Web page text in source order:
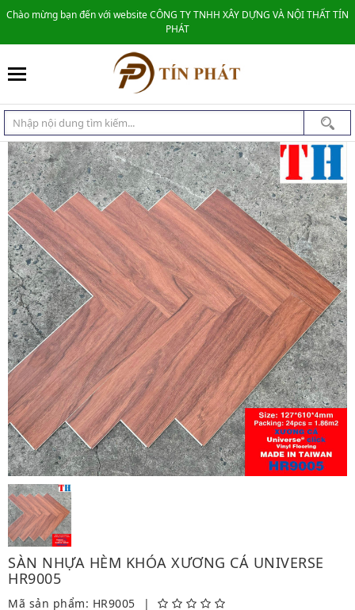
Chào mừng bạn đến với website CÔNG TY TNHH XÂY DỰNG VÀ NỘI THẤT TÍN
PHÁT
SÀN NHỰA HÈM KHÓA XƯƠNG CÁ UNIVERSE
HR9005
Mã sản phẩm: HR9005 |